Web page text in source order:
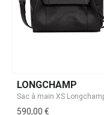
LONGCHAMP
590,00 €